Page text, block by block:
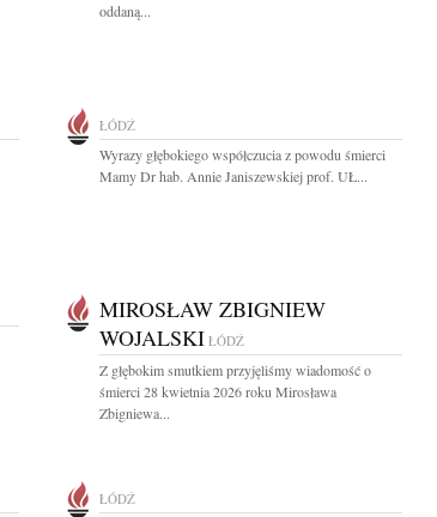
oddaną...
ŁÓDŹ
Wyrazy głębokiego współczucia z powodu śmierci
Mamy Dr hab. Annie Janiszewskiej prof. UŁ...
MIROSŁAW ZBIGNIEW
WOJALSKI ŁÓDŹ
Z głębokim smutkiem przyjęliśmy wiadomość o
śmierci 28 kwietnia 2026 roku Mirosława
Zbigniewa...
ŁÓDŹ